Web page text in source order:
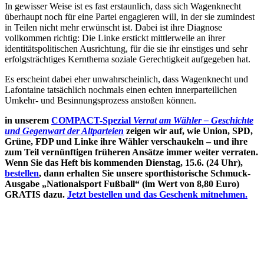
In gewisser Weise ist es fast erstaunlich, dass sich Wagenknecht
überhaupt noch für eine Partei engagieren will, in der sie zumindest
in Teilen nicht mehr erwünscht ist. Dabei ist ihre Diagnose
vollkommen richtig: Die Linke erstickt mittlerweile an ihrer
identitätspolitischen Ausrichtung, für die sie ihr einstiges und sehr
erfolgsträchtiges Kernthema soziale Gerechtigkeit aufgegeben hat.
Es erscheint dabei eher unwahrscheinlich, dass Wagenknecht und
Lafontaine tatsächlich nochmals einen echten innerparteilichen
Umkehr- und Besinnungsprozess anstoßen können.
in unserem COMPACT-Spezial Verrat am Wähler – Geschichte
und Gegenwart der Altparteien zeigen wir auf, wie Union, SPD,
Grüne, FDP und Linke ihre Wähler verschaukeln – und ihre
zum Teil vernünftigen früheren Ansätze immer weiter verraten.
Wenn Sie das Heft bis kommenden Dienstag, 15.6. (24 Uhr),
bestellen, dann erhalten Sie unsere sporthistorische Schmuck-
Ausgabe „Nationalsport Fußball“ (im Wert von 8,80 Euro)
GRATIS dazu. Jetzt bestellen und das Geschenk mitnehmen.